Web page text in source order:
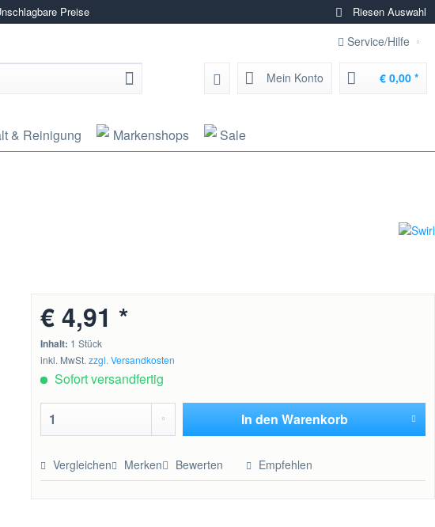
Preise Riesen Auswahl
Service/Hilfe
Mein Konto € 0,00 *
& Reinigung Markenshops Sale
€ 4,91 *
Inhalt: 1 Stück
inkl. MwSt.zzgl. Versandkosten
Sofort versandfertig
In den Warenkorb
Vergleichen Merken Bewerten Empfehlen